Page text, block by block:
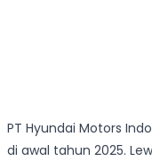
PT Hyundai Motors
di awal tahun 2025.